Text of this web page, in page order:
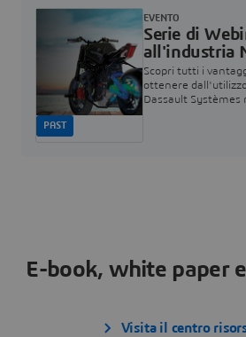
Serie di
all'industria
Dassault
Scopri tutti i
ottenere
Dassault Systèmes
EVENTO
PAST
E-book, white paper
Visita il centro